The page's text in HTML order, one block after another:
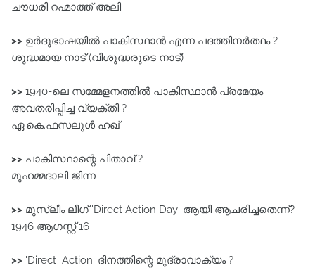
ചൗധരി റഹ്മാത്ത് അലി
>> ഉർദുഭാഷയിൽ പാകിസ്ഥാൻ എന്ന പദത്തിനർത്ഥം ?
ശുദ്ധമായ നാട്‌ (വിശുദ്ധരുടെ നാട്‌)
>> 1940-ലെ സമ്മേളനത്തിൽ പാകിസ്ഥാൻ പ്രമേയം
അവതരിപ്പിച്ച വ്യക്തി ?
ഏ.കെ.ഫസലുൾ ഹഖ്‌
>> പാകിസ്ഥാന്റെ പിതാവ് ?
മുഹമ്മദാലി ജിന്ന
>> മുസ്ലീം ലീഗ്‌ 'Direct Action Day' ആയി ആചരിച്ചതെന്ന്?
1946 ആഗസ്റ്റ്‌ 16
>> 'Direct Action' ദിനത്തിന്റെ മുദ്രാവാക്യം ?